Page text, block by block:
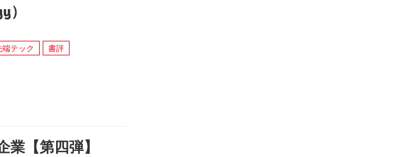
）
端テック
書評
【第四弾】